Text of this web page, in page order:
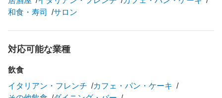
和食・寿司
サロン
対応可能な業種
飲食
イタリアン・フレンチ
カフェ・パン・ケーキ